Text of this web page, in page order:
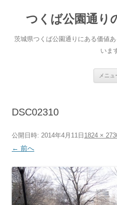
へ
ス
つくば公園通り
茨城県つくば公園通りにある価値
いま
メニュ
DSC02310
公開日時: 2014年4月11日 1824 ×
← 前へ